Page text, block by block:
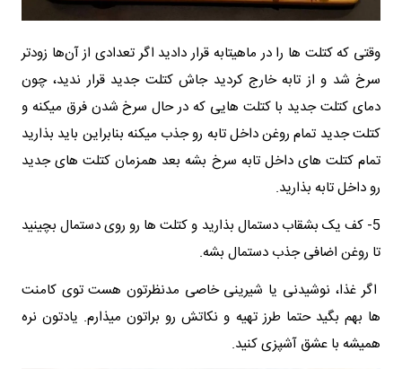
وقتی که کتلت ها را در ماهیتابه قرار دادید اگر تعدادی از آن‌ها زودتر
سرخ شد و از تابه خارج کردید جاش کتلت جدید قرار ندید، چون
دمای کتلت جدید با کتلت هایی که در حال سرخ شدن فرق میکنه و
کتلت جدید تمام روغن داخل تابه رو جذب میکنه بنابراین باید بذارید
تمام کتلت های داخل تابه سرخ بشه بعد همزمان کتلت های جدید
رو داخل تابه بذارید.
5- کف یک بشقاب دستمال بذارید و کتلت ها رو روی دستمال بچینید
تا روغن اضافی جذب دستمال بشه.
اگر غذا، نوشیدنی یا شیرینی خاصی مدنظرتون هست توی کامنت
ها بهم بگید حتما طرز تهیه و نکاتش رو براتون میذارم. یادتون نره
همیشه با عشق آشپزی کنید.